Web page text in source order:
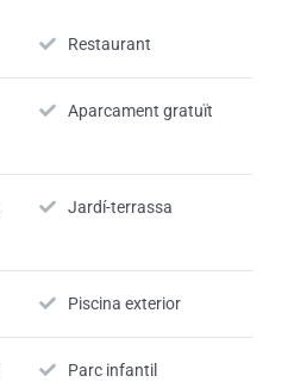
Restaurant
Aparcament gratuït
Jardí-terrassa
Piscina exterior
Parc infantil